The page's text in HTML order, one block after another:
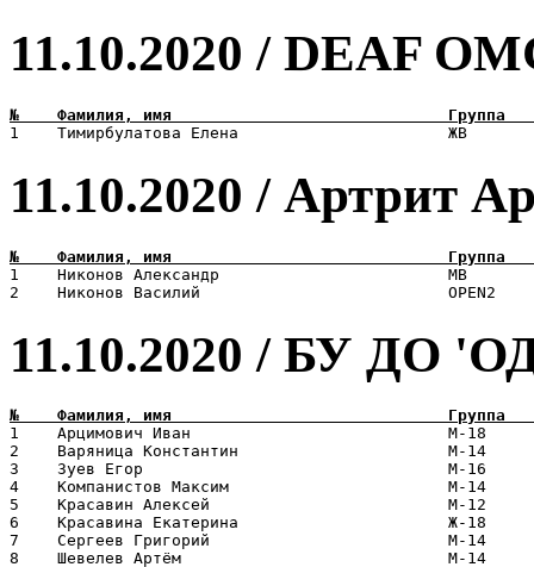
11.10.2020 / DEAF
11.10.2020 / Артрит
1    Никонов Александр                        МВ
11.10.2020 / БУ ДО
1    Арцимович Иван                           М-18
2    Варяница Константин                      М-
3    Зуев Егор                                М-16
4    Компанистов Максим                       М-
5    Красавин Алексей                         М-12
6    Красавина Екатерина                      Ж-
7    Сергеев Григорий                         М-